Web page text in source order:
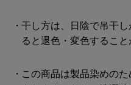
干し方は、日陰で吊干
ると退色・変色すること
この商品は製品染めの